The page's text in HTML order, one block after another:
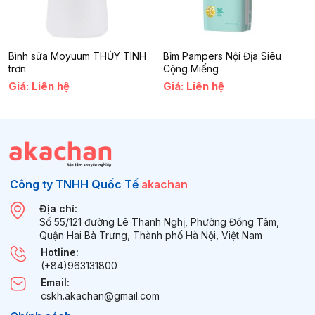
mà còn là sự an tâm cho mẹ và sự phát triển vững chắc cho bé.
Bình sữa Moyuum THỦY TINH
trơn
Giá: Liên hệ
Bỉm Pampers Nội Địa Siêu
Cộng Miếng
Giá: Liên hệ
Công ty TNHH Quốc Tế akachan
Địa chỉ:
Số 55/121 đường Lê Thanh Nghị, Phường Đồng Tâm,
Quận Hai Bà Trưng, Thành phố Hà Nội, Việt Nam
Hotline:
(+84)963131800
Email:
cskh.akachan@gmail.com